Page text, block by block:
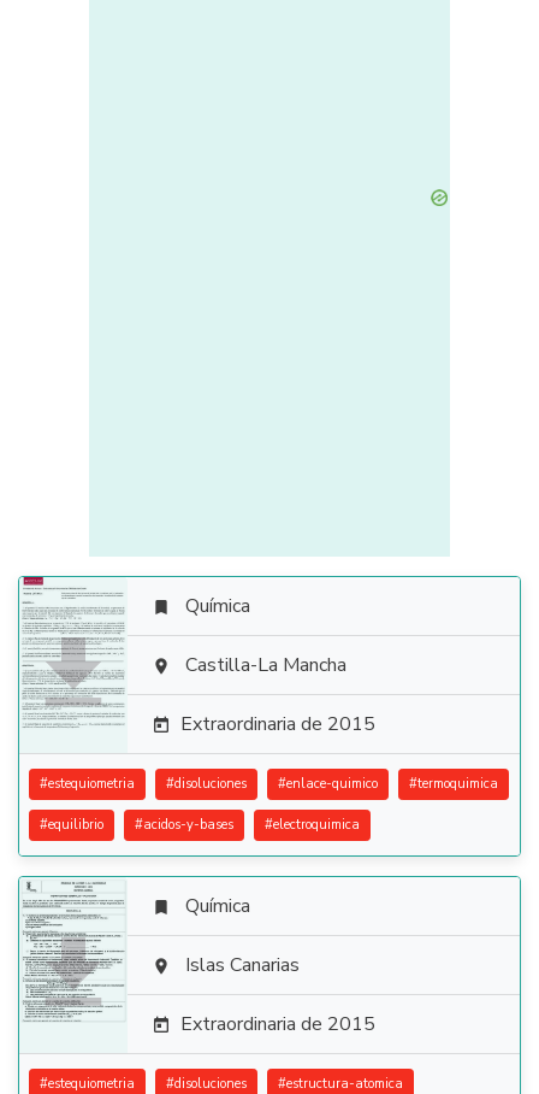

 Química
 Castilla-La Mancha
 Extraordinaria de 2015
#estequiometria #disoluciones #enlace-quimico #termoquimica
#equilibrio #acidos-y-bases #electroquimica

 Química
 Islas Canarias
 Extraordinaria de 2015
#estequiometria #disoluciones #estructura-atomica